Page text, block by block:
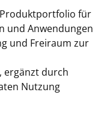
für
und Anwendungen
und Freiraum zur
ergänzt durch
Nutzung